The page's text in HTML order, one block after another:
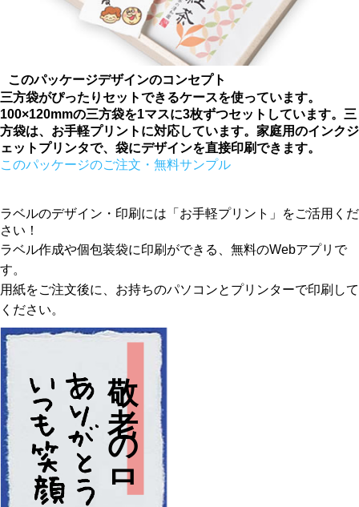
このパッケージデザインのコンセプト
三方袋がぴったりセットできるケースを使っています。
100×120mmの三方袋を1マスに3枚ずつセットしています。三
方袋は、お手軽プリントに対応しています。家庭用のインクジ
ェットプリンタで、袋にデザインを直接印刷できます。
このパッケージのご注文・無料サンプル
ラベルのデザイン・印刷には「お手軽プリント」をご活用くだ
さい！
ラベル作成や個包装袋に印刷ができる、無料のWebアプリで
す。
用紙をご注文後に、お持ちのパソコンとプリンターで印刷して
ください。